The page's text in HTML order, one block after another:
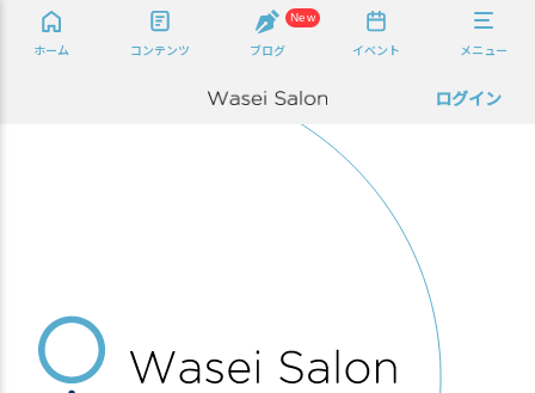
ホーム コンテンツ
New
ブログ イベント メニュー
ログイン